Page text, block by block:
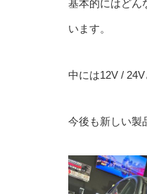
基本的にはどん
います。
中には12V /
今後も新しい製